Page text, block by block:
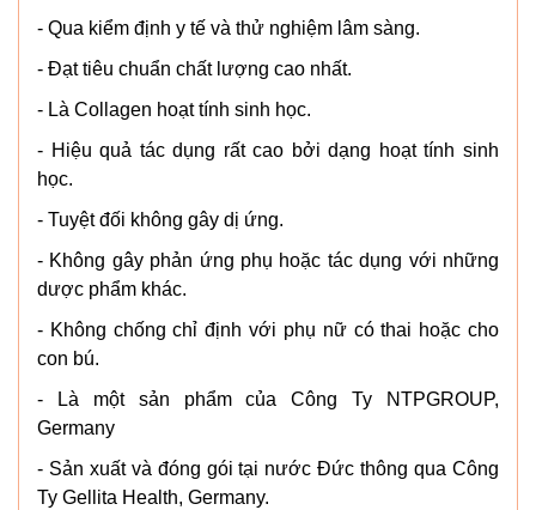
- Qua kiểm định y tế và thử nghiệm lâm sàng.
- Đạt tiêu chuẩn chất lượng cao nhất.
- Là Collagen hoạt tính sinh học.
- Hiệu quả tác dụng rất cao bởi dạng hoạt tính sinh
học.
- Tuyệt đối không gây dị ứng.
- Không gây phản ứng phụ hoặc tác dụng với những
dược phẩm khác.
- Không chống chỉ định với phụ nữ có thai hoặc cho
con bú.
- Là một sản phẩm của Công Ty NTPGROUP,
Germany
- Sản xuất và đóng gói tại nước Đức thông qua Công
Ty Gellita Health, Germany.